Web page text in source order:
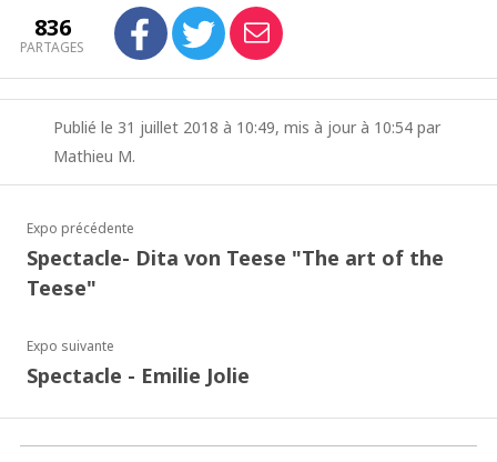
836
PARTAGES
Publié le 31 juillet 2018 à 10:49, mis à jour à 10:54 par
Mathieu M.
Expo précédente
Spectacle- Dita von Teese "The art of the
Teese"
Expo suivante
Spectacle - Emilie Jolie